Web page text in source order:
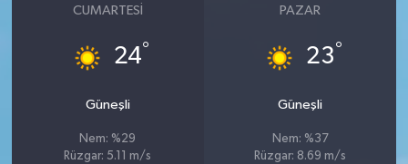
CUMARTESI
24°
Güneşli
Nem: %29
Rüzgar: 5.11 m/s
PAZAR
23°
Güneşli
Nem: %37
Rüzgar: 8.69 m/s